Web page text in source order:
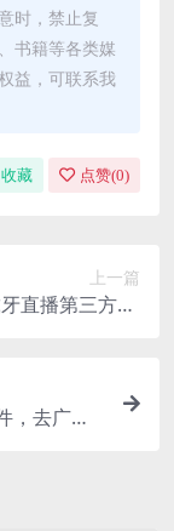
时，禁止复
书籍等各类媒
益，可联系我
收藏 点赞(0)
上一篇
直播第三方TV
，去广告